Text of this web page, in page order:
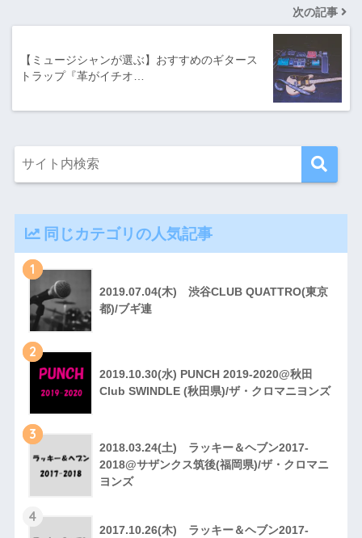
次の記事
【ミュージシャンが選ぶ】おすすめのギタース
トラップ『革がイチオ…
同じカテゴリの人気記事
1
2019.07.04(木) 渋谷CLUB QUATTRO(東京
都)/ブギ連
2
2019.10.30(水) PUNCH 2019-2020@秋田
Club SWINDLE (秋田県)/ザ・クロマニヨンズ
3
2018.03.24(土) ラッキー＆ヘブン2017-
2018@サザンクス筑後(福岡県)/ザ・クロマニ
ヨンズ
4
2017.10.26(木) ラッキー＆ヘブン2017-